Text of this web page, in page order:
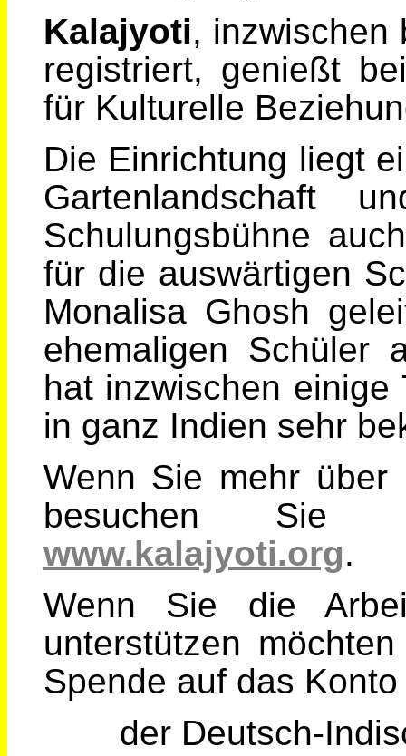
Kalajyoti, inzwischen
registriert, genießt
für Kulturelle
Die Einrichtung liegt
Gartenlandschaft
Schulungsbühne
für die auswärtigen
Monalisa Ghosh
ehemaligen Schüler
hat inzwischen einige
in ganz Indien sehr
Wenn Sie mehr über
besuchen Sie
www.kalajyoti.org.
Wenn Sie die
unterstützen
Spende auf das Konto
der Deutsch-